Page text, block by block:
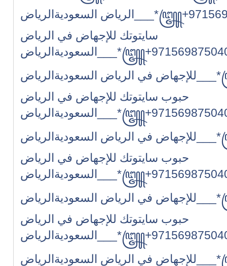
الرياض السعوديةالرياض___*꧅+971569875040)꧅بيع حبوب
سايتوتك للإجهاض في الرياض
السعوديةالرياض___*꧅+971569875040)꧅بيع حبوب سايتوتك
للإجهاض في الرياض السعوديةالرياض___*꧅+971569875040)꧅بيع
حبوب سايتوتك للإجهاض في الرياض
السعوديةالرياض___*꧅+971569875040)꧅بيع حبوب سايتوتك
للإجهاض في الرياض السعوديةالرياض___*꧅+971569875040)꧅بيع
حبوب سايتوتك للإجهاض في الرياض
السعوديةالرياض___*꧅+971569875040)꧅بيع حبوب سايتوتك
للإجهاض في الرياض السعوديةالرياض___*꧅+971569875040)꧅بيع
حبوب سايتوتك للإجهاض في الرياض
السعوديةالرياض___*꧅+971569875040)꧅بيع حبوب سايتوتك
للإجهاض في الرياض السعوديةالرياض___*꧅+971569875040)꧅بيع